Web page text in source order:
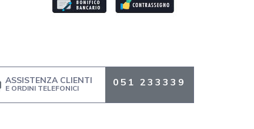
ASSISTENZA CLIENTI
E ORDINI TELEFONICI
051 233339